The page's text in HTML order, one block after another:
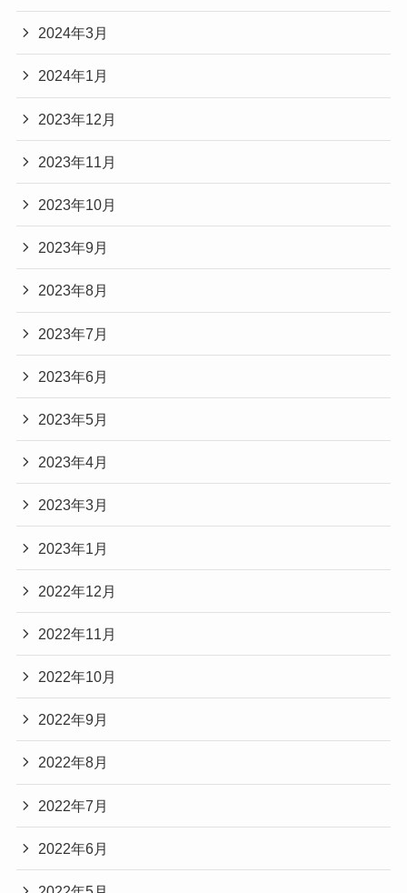
2024年3月
2024年1月
2023年12月
2023年11月
2023年10月
2023年9月
2023年8月
2023年7月
2023年6月
2023年5月
2023年4月
2023年3月
2023年1月
2022年12月
2022年11月
2022年10月
2022年9月
2022年8月
2022年7月
2022年6月